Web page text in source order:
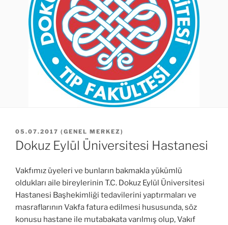
YAYIM
TARIHI
05.07.2017 ( GENEL MERKEZ)
Dokuz Eylül Üniversitesi Hastanesi
Vakfımız üyeleri ve bunların bakmakla yükümlü
oldukları aile bireylerinin T.C. Dokuz Eylül Üniversitesi
Hastanesi Başhekimliği tedavilerini yaptırmaları ve
masraflarının Vakfa fatura edilmesi hususunda, söz
konusu hastane ile mutabakata varılmış olup, Vakıf